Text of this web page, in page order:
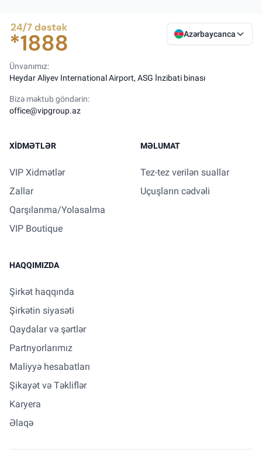
Azərbaycanca
Ünvanımız:
Heydar Aliyev International Airport, ASG İnzibati binası
Bizə məktub göndərin:
office@vipgroup.az
XIDMƏTLƏR
VIP Xidmətlər
Zallar
Qarşılanma/Yolasalma
VIP Boutique
MƏLUMAT
Tez-tez verilən suallar
Uçuşların cədvəli
HAQQIMIZDA
Şirkət haqqında
Şirkətin siyasəti
Qaydalar və şərtlər
Partnyorlarımız
Maliyyə hesabatları
Şikayət və Təkliflər
Karyera
Əlaqə